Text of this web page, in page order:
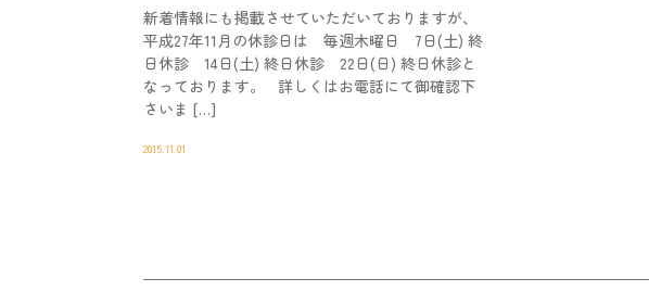
新着情報にも掲載させていただいておりますが、
平成27年11月の休診日は 毎週木曜日 7日(土) 終
日休診 14日(土) 終日休診 22日(日) 終日休診と
なっております。 詳しくはお電話にて御確認下
さいま […]
2015.11.01